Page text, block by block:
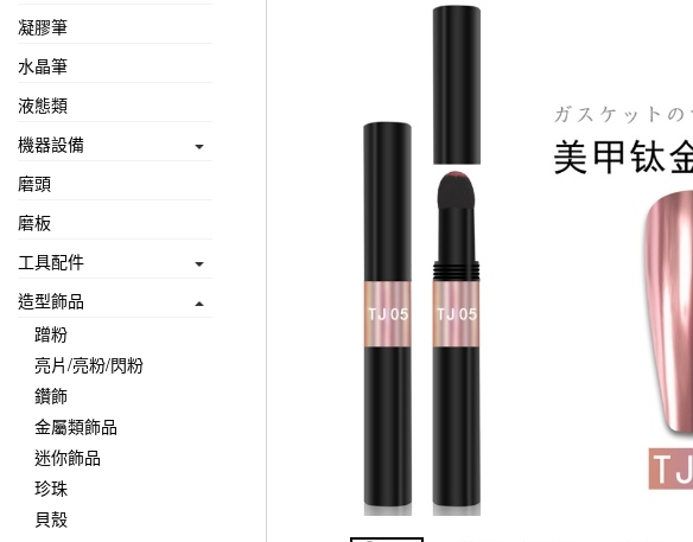
凝膠筆
水晶筆
液態類
機器設備
磨頭
磨板
工具配件
造型飾品
蹭粉
亮片/亮粉/閃粉
鑽飾
金屬類飾品
迷你飾品
珍珠
貝殼